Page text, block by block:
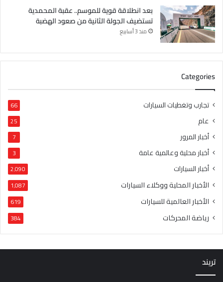
بعد انطلاقة قوية للموسم.. عقبة المحمدية
تستضيف الجولة الثانية من صعود الهضبة
منذ 3 أسابيع
Categories
تجارب وتغطيات السيارات 66
عام 25
أخبار المرور 7
أخبار محلية وعالمية عامة 3
أخبار السيارات 2٬090
الأخبار المحلية ووكلاء السيارات 1٬087
الأخبار العالمية للسيارات 619
رياضة المحركات 384
تريند